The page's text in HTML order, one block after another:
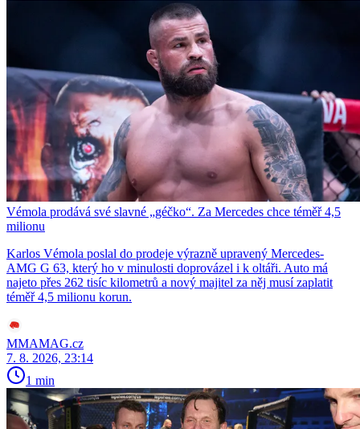
Vémola prodává své slavné „géčko“. Za Mercedes chce téměř 4,5
milionu
Karlos Vémola poslal do prodeje výrazně upravený Mercedes-
AMG G 63, který ho v minulosti doprovázel i k oltáři. Auto má
najeto přes 262 tisíc kilometrů a nový majitel za něj musí zaplatit
téměř 4,5 milionu korun.
MMAMAG.cz
7. 8. 2026, 23:14
1 min